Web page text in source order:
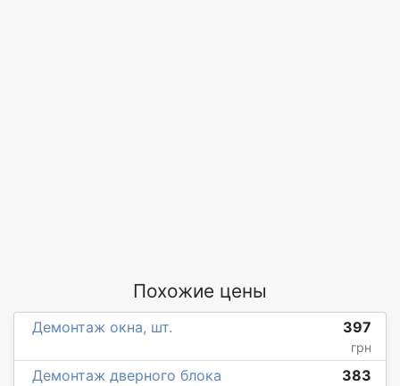
Похожие цены
Демонтаж окна, шт. 397
грн
Демонтаж дверного блока
383